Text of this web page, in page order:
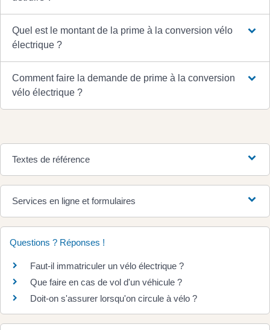
Quel est le montant de la prime à la conversion vélo
électrique ?
Comment faire la demande de prime à la conversion
vélo électrique ?
Textes de référence
Services en ligne et formulaires
Questions ? Réponses !
Faut-il immatriculer un vélo électrique ?
Que faire en cas de vol d'un véhicule ?
Doit-on s'assurer lorsqu'on circule à vélo ?